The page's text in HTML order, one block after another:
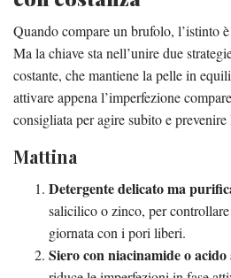
Quando compare un brufolo, l’istinto
Ma la chiave sta nell’unire due
costante, che mantiene la pelle in
attivare appena l’imperfezione
consigliata per agire subito e prevenire
Mattina
Detergente delicato ma
salicilico o zinco, per
giornata con i pori liberi.
Siero con niacinamide o acido